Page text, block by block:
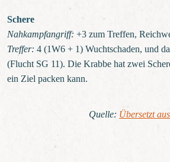
Schere
Nahkampfangriff: +3 zum Treffen,
Treffer: 4 (1W6 + 1) Wuchtschaden, und
(Flucht SG 11). Die Krabbe hat zwei
ein Ziel packen kann.
Quelle: Übersetzt